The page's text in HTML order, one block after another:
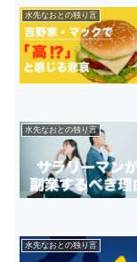
水先なおとの独り言
水先なおとの独り言
水先なおとの独り言